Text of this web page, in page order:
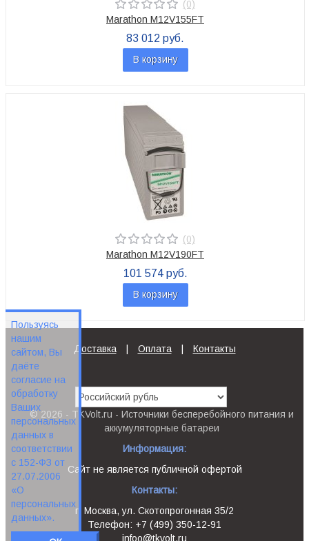
(0)
Marathon M12V155FT
83 012 руб.
В корзину
(0)
Marathon M12V190FT
101 574 руб.
В корзину
Доставка Оплата Контакты
© 2026 - TKVolt.ru - Источники бесперебойного питания и
аккумуляторные батареи
Информация:
Сайт не является публичной офертой
Контакты:
г. Москва, ул. Скотопрогонная 35/2
Телефон: +7 (499) 350-12-91
infoo@tkvolt.ru
Пользуясь
нашим
сайтом, Вы
даёте
согласие на
обработку
Ваших
персональных
данных в
соответствии
с 152-ФЗ от
27.07.2006
«О
персональных
данных».